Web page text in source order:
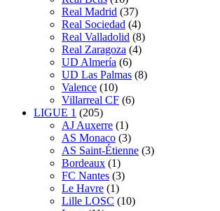
Real Madrid (37)
Real Sociedad (4)
Real Valladolid (8)
Real Zaragoza (4)
UD Almería (6)
UD Las Palmas (8)
Valence (10)
Villarreal CF (6)
LIGUE 1 (205)
AJ Auxerre (1)
AS Monaco (3)
AS Saint-Étienne (3)
Bordeaux (1)
FC Nantes (3)
Le Havre (1)
Lille LOSC (10)